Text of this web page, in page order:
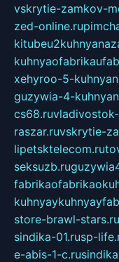
vskrytie-zamkov-
zed-online.ru
xehyroo-5-
guzywia-4-
cs68.ru
raszar.ruvskrytie-
lipetsktelecom.ru
seksuzb.ru
store-brawl-stars.ru
sindika-01.rusp-
e-abis-1-c.ru